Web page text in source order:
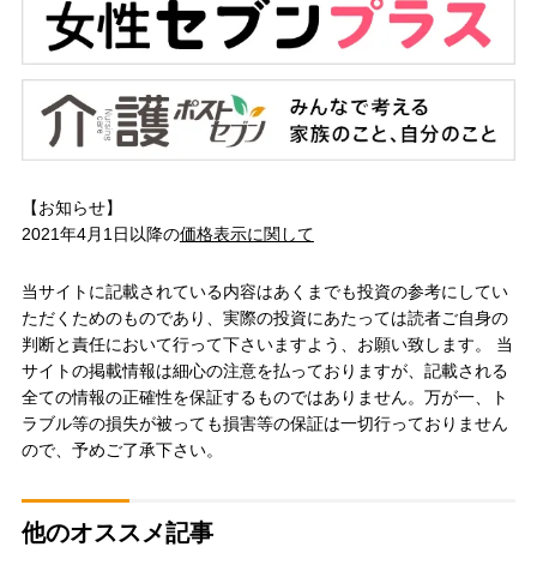
【お知らせ】
2021年4月1日以降の価格表示に関して
当サイトに記載されている内容はあくまでも投資の参考にしてい
ただくためのものであり、実際の投資にあたっては読者ご自身の
判断と責任において行って下さいますよう、お願い致します。 当
サイトの掲載情報は細心の注意を払っておりますが、記載される
全ての情報の正確性を保証するものではありません。万が一、ト
ラブル等の損失が被っても損害等の保証は一切行っておりません
ので、予めご了承下さい。
他のオススメ記事